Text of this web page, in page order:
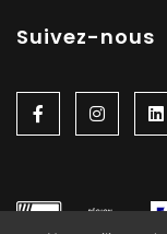
Suivez-nous